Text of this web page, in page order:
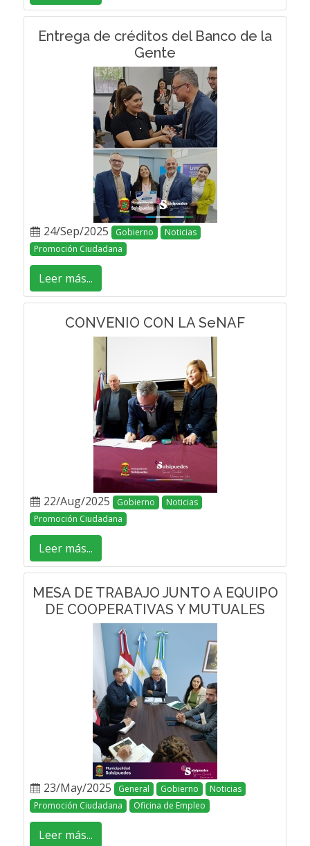
Entrega de créditos del Banco de la
Gente
24/Sep/2025 Gobierno
Noticias
Promoción Ciudadana
Leer más...
CONVENIO CON LA SeNAF
22/Aug/2025 Gobierno
Noticias
Promoción Ciudadana
Leer más...
MESA DE TRABAJO JUNTO A EQUIPO
DE COOPERATIVAS Y MUTUALES
23/May/2025 General Gobierno
Noticias
Promoción Ciudadana
Oficina de Empleo
Leer más...